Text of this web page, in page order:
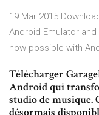
19 Mar 2015
Android Emulator
now possible with
Télécharger
Android qui
studio de